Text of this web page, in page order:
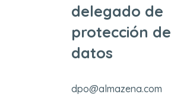
delegado de
protección de
datos
dpo@almazena.com